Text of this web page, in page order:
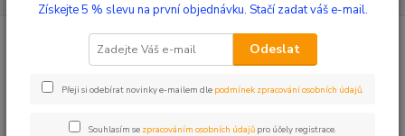
Přírodní kosmetika Pleť
Pleť
Obličejové regenerační oleje
Získejte 5 % slevu na první objednávku. Stačí zadat váš e-mail.
Odeslat
Přeji si odebírat novinky e-mailem dle podmínek zpracování osobních údajů.
Souhlasím se zpracováním osobních údajů pro účely registrace.